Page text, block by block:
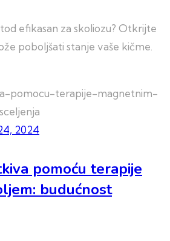
efikasan za skoliozu? Otkrijte
poboljšati stanje vaše kičme.
2024
pomoću terapije
budućnost